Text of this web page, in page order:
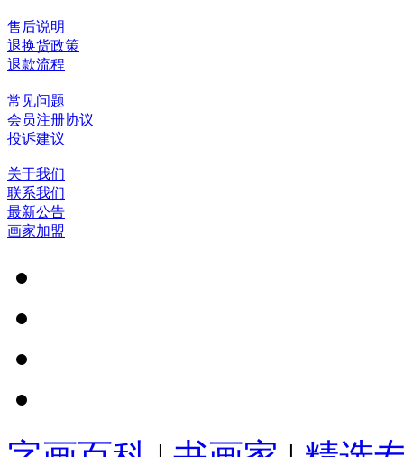
售后说明
退换货政策
退款流程
常见问题
会员注册协议
投诉建议
关于我们
联系我们
最新公告
画家加盟